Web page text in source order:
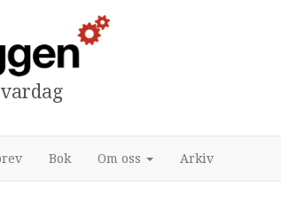
Bok Om oss Arkiv